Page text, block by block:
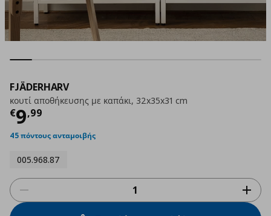
FJÄDERHARV
κουτί αποθήκευσης με καπάκι, 32x35x31 cm
€9,99
Τρέχουσα τιμή
45 πόντους ανταμοιβής
005.968.87